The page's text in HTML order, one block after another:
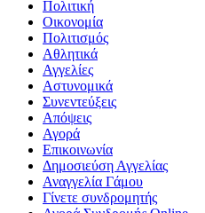
Πολιτική
Οικονομία
Πολιτισμός
Αθλητικά
Αγγελίες
Αστυνομικά
Συνεντεύξεις
Απόψεις
Αγορά
Επικοινωνία
Δημοσιεύση Αγγελίας
Αναγγελία Γάμου
Γίνετε συνδρομητής